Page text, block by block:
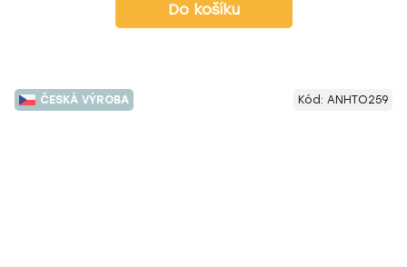
Do košíku
ČESKÁ VÝROBA Kód: ANHTO259